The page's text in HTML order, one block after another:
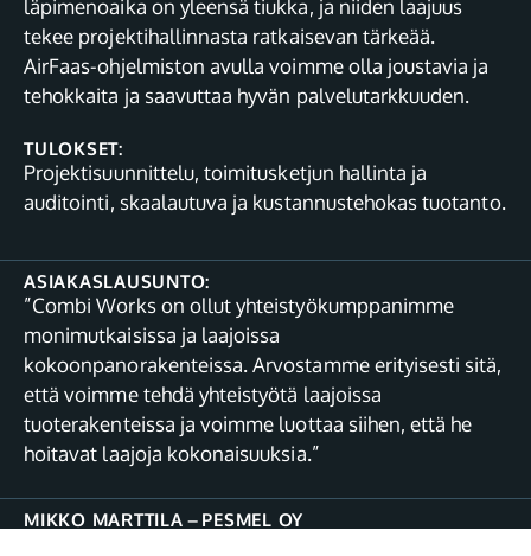
läpimenoaika on yleensä tiukka, ja niiden laajuus
tekee projektihallinnasta ratkaisevan tärkeää.
AirFaas-ohjelmiston avulla voimme olla joustavia ja
tehokkaita ja saavuttaa hyvän palvelutarkkuuden.
TULOKSET:
Projektisuunnittelu, toimitusketjun hallinta ja
auditointi, skaalautuva ja kustannustehokas tuotanto.
ASIAKASLAUSUNTO:
”Combi Works on ollut yhteistyökumppanimme
monimutkaisissa ja laajoissa
kokoonpanorakenteissa. Arvostamme erityisesti sitä,
että voimme tehdä yhteistyötä laajoissa
tuoterakenteissa ja voimme luottaa siihen, että he
hoitavat laajoja kokonaisuuksia.”
MIKKO MARTTILA – PESMEL OY